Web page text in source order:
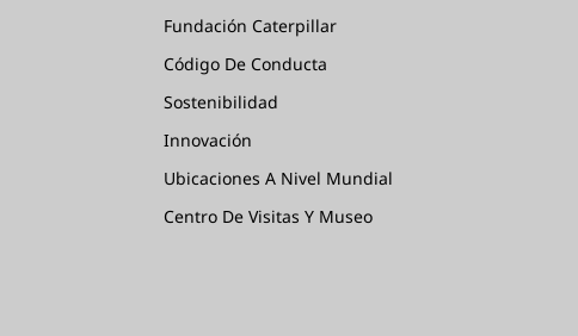
Fundación Caterpillar
Código De Conducta
Sostenibilidad
Innovación
Ubicaciones A Nivel Mundial
Centro De Visitas Y Museo